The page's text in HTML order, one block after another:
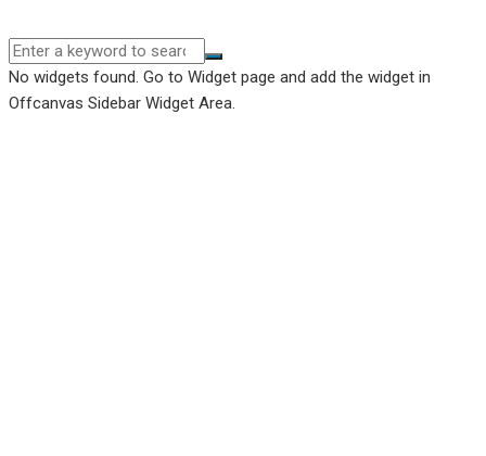
No widgets found. Go to Widget page and add the widget in
Offcanvas Sidebar Widget Area.